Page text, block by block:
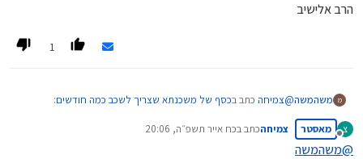
הרב אלישיב
1
מ משהמשה@צמיחה כתב בכסף של משכנתא שצריך לשכב כמה חודשים:
צ
מנותק
מאסטר צמיחהכתב בכח אייר תשפ״ה, 20:06
נערך לאחרונה על ידי
@משהמשה